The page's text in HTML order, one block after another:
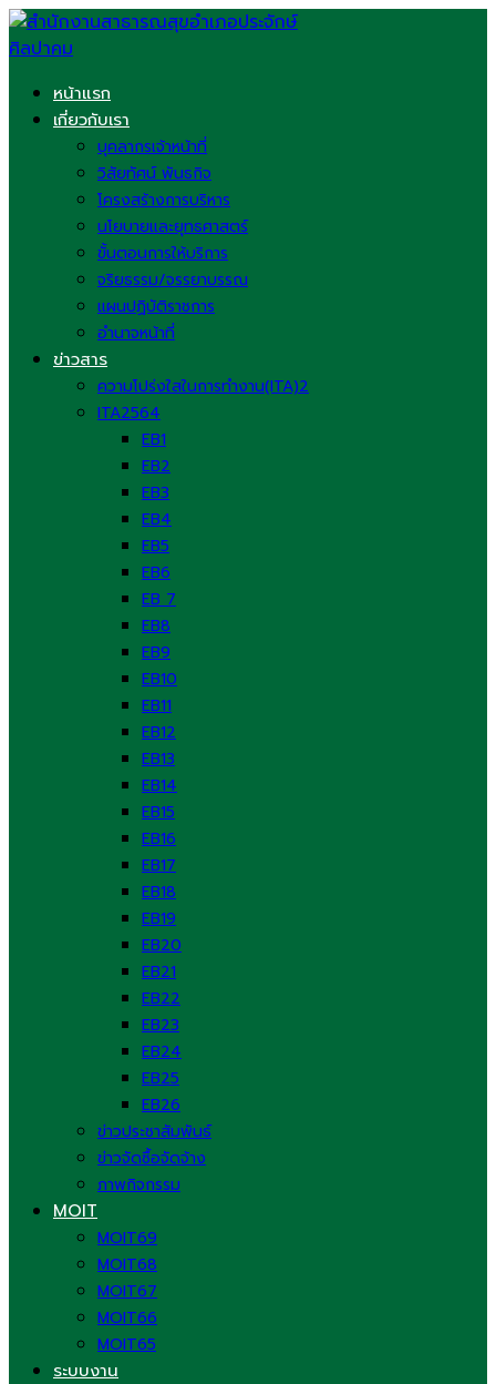
Skip
to
หน้าแรก
เกี่ยวกับเรา
บุคลากรเจ้าหน้าที่
วิสัยทัศน์ พันธกิจ
โครงสร้างการบริหาร
นโยบายและยุทธศาสตร์
ขั้นตอนการให้บริการ
จริยธรรม/จรรยาบรรณ
แผนปฏิบัติราชการ
อำนาจหน้าที่
ข่าวสาร
ความโปร่งใสในการทำงาน(ITA)2
ITA2564
EB1
EB2
EB3
EB4
EB5
EB6
EB 7
EB8
EB9
EB10
EB11
EB12
EB13
EB14
EB15
EB16
EB17
EB18
EB19
EB20
EB21
EB22
EB23
EB24
EB25
EB26
ข่าวประชาสัมพันธ์
ข่าวจัดซื้อจัดจ้าง
ภาพกิจกรรม
MOIT
MOIT69
MOIT68
MOIT67
MOIT66
MOIT65
ระบบงาน